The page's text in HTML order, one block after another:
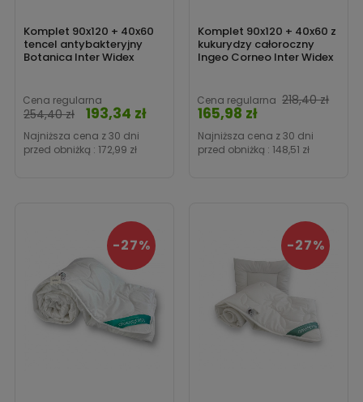
Komplet 90x120 + 40x60
tencel antybakteryjny
Botanica Inter Widex
Cena regularna
254,40 zł Cena
193,34 zł
Najniższa cena z 30 dni
przed obniżką : 172,99 zł
Komplet 90x120 + 40x60 z
kukurydzy całoroczny
Ingeo Corneo Inter Widex
Cena regularna 218,40 zł
Cena
165,98 zł
Najniższa cena z 30 dni
przed obniżką : 148,51 zł
-27% -27%